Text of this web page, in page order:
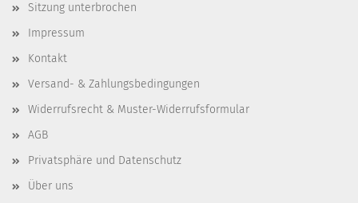
Sitzung unterbrochen
Impressum
Kontakt
Versand- & Zahlungsbedingungen
Widerrufsrecht & Muster-Widerrufsformular
AGB
Privatsphäre und Datenschutz
Über uns